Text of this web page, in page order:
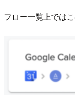
フロー一覧上では